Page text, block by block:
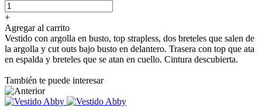
+
Agregar al carrito
Vestido con argolla en busto, top strapless, dos breteles que salen de
la argolla y cut outs bajo busto en delantero. Trasera con top que ata
en espalda y breteles que se atan en cuello. Cintura descubierta.
También te puede interesar